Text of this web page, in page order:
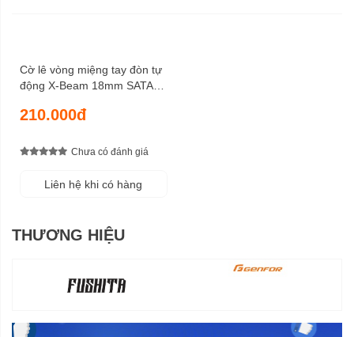
Cờ lê vòng miệng tay đòn tự
động X-Beam 18mm SATA
210.000đ
Chưa có đánh giá
Liên hệ khi có hàng
THƯƠNG HIỆU